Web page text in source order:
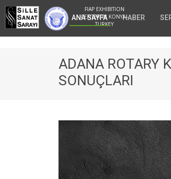
FIAP EXHIBITION
CENTER IN KONYA -
TURKEY
ANA SAYFA HABER
ADANA ROTARY
SONUÇLARI